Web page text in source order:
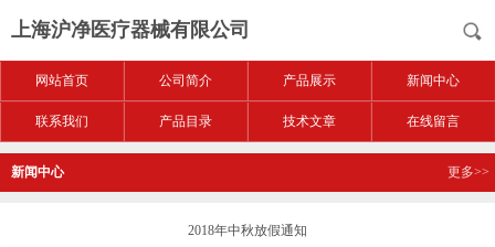
上海沪净医疗器械有限公司
网站首页 公司简介 产品展示 新闻中心
联系我们 产品目录 技术文章 在线留言
新闻中心 更多>>
2018年中秋放假通知